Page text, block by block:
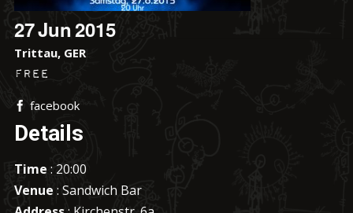
27Jun2015
Trittau, GER
Free
facebook
Details
Time : 20:00
Venue : Sandwich Bar